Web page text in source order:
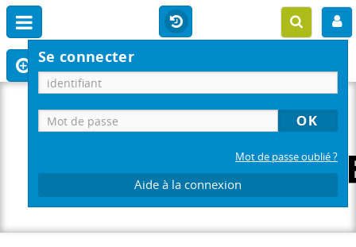
Se connecter
Mot de passe oublié ?
Aide à la connexion